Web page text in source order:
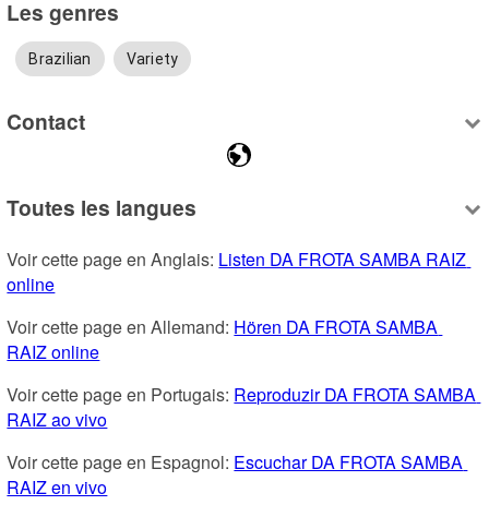
Les genres
Brazilian Variety
Contact
Toutes les langues
Voir cette page en Anglais: Listen DA FROTA SAMBA RAIZ
online
Voir cette page en Allemand: Hören DA FROTA SAMBA
RAIZ online
Voir cette page en Portugais: Reproduzir DA FROTA SAMBA
RAIZ ao vivo
Voir cette page en Espagnol: Escuchar DA FROTA SAMBA
RAIZ en vivo